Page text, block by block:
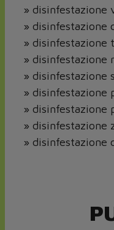
» disinfestazione
» disinfestazione
» disinfestazione
» disinfestazione
» disinfestazione
» disinfestazione
» disinfestazione
» disinfestazione
» disinfestazione